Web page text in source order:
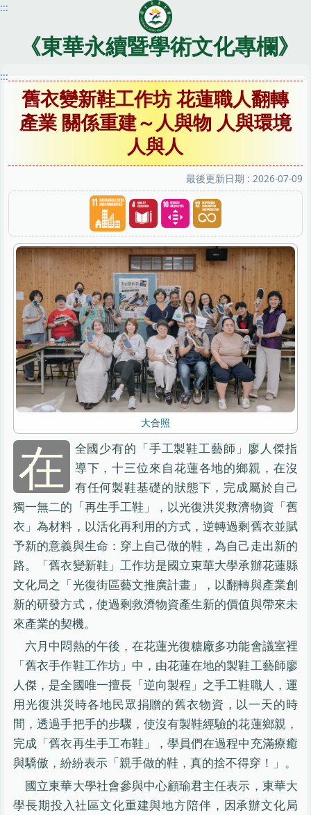
跳
內
:::
《東華永續暨學術文化專欄》
:::
舊衣變新鞋工作坊 花蓮職人翻轉
產業 關係重建～人與物 人與環境
人與人
最後更新日期 : 2026-07-09
大合照
在
全國少有的「手工製鞋工藝師」廖人傑指
導下，十三位來自花蓮各地的鄉親，在沒
有任何製鞋基礎的狀態下，完成屬於自己
獨一無二的「再生手工鞋」，以光復洪災救濟物資「舊
衣」為材料，以活化再利用的方式，逆轉過剩舊衣並賦
予新的意義與生命：穿上自己做的鞋，為自己走出新的
路。「舊衣變新鞋」工作坊是國立東華大學承辦花蓮縣
文化局之「光復街區藝文推廣計畫」，以翻轉與產業創
新的研發方式，使過剩救濟物資產生新的價值與帶來未
來產業的契機。
六月中悶熱的午後，在花蓮光復糖廠多功能會議室裡
「舊衣手作鞋工作坊」中，由花蓮在地的製鞋工藝師廖
人傑，是全國唯一擅長「逆向製程」之手工鞋職人，運
用光復洪災時各地民眾捐贈的舊衣物資，以一天的時
間，透過手把手的步驟，使沒有製鞋經驗的花蓮鄉親，
完成「舊衣再生手工布鞋」，學員們在過程中充滿療癒
與驕傲，紛紛表示「親手做的鞋，真的捨不得穿！」。
國立東華大學社會參與中心顧瑜君主任表示，東華大
學長期投入社區文化重建與地方陪伴，因承辦文化局